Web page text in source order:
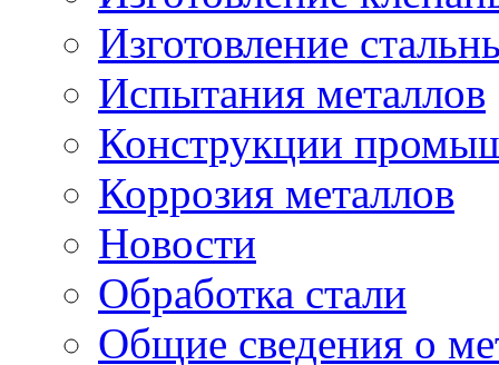
Изготовление
Испытания металлов
Конструкции
Коррозия металлов
Новости
Обработка стали
Общие сведения о